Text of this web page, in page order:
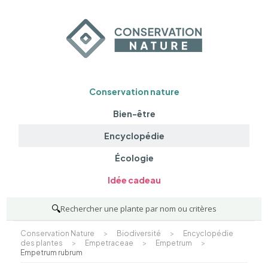
Conservation nature
Bien-être
Encyclopédie
Écologie
Idée cadeau
🔍Rechercher une plante par nom ou critères
Conservation Nature > Biodiversité >
Encyclopédie
des plantes
> Empetraceae > Empetrum
>
Empetrum rubrum